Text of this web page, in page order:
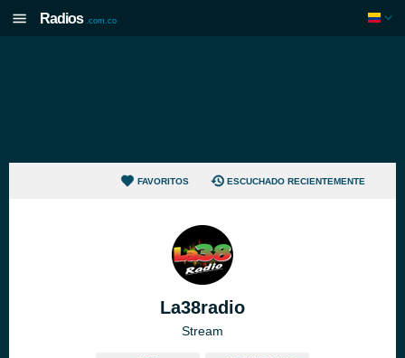
Radios .com.co
FAVORITOS ESCUCHADO RECIENTEMENTE
La38radio
Stream